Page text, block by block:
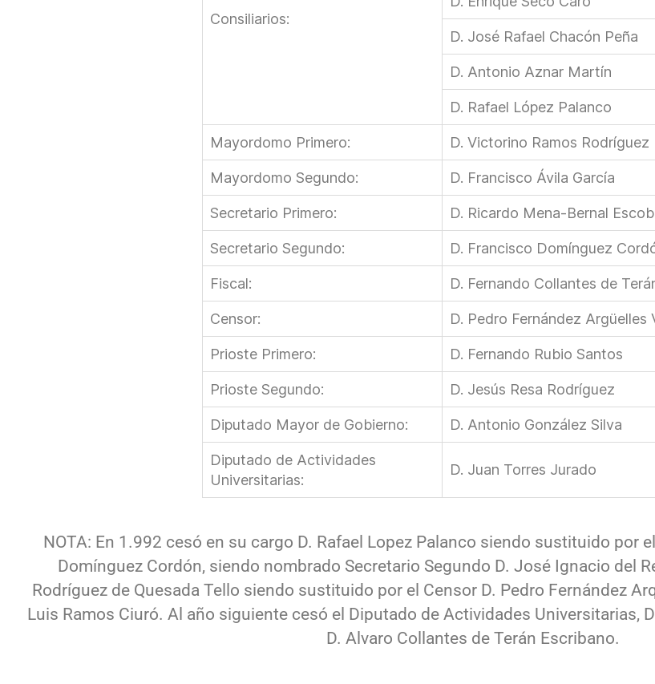
Consiliarios:
D. José Rafael Chacón Peña
D. Antonio Aznar Martín
D. Rafael López Palanco
Mayordomo Primero: D. Victorino Ramos Rodríguez
Mayordomo Segundo: D. Francisco Ávila García
Secretario Primero: D. Ricardo Mena-Bernal
Secretario Segundo: D. Francisco Domínguez
Fiscal: D. Fernando Collantes de
Censor: D. Pedro Fernández Argüelles
Prioste Primero: D. Fernando Rubio Santos
Prioste Segundo: D. Jesús Resa Rodríguez
Diputado Mayor de Gobierno: D. Antonio González Silva
Diputado de Actividades
Universitarias:
D. Juan Torres Jurado
NOTA: En 1.992 cesó en su cargo D. Rafael Lopez Palanco siendo sustituido por
Domínguez Cordón, siendo nombrado Secretario Segundo D. José Ignacio del
Rodríguez de Quesada Tello siendo sustituido por el Censor D. Pedro Fernández
Luis Ramos Ciuró. Al año siguiente cesó el Diputado de Actividades Universitarias,
D. Alvaro Collantes de Terán Escribano.